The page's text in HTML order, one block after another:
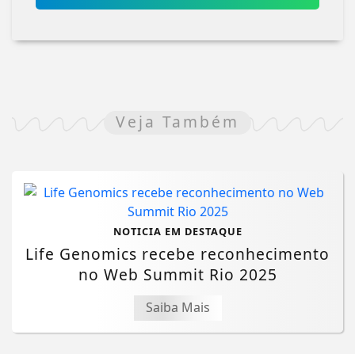
Veja Também
NOTICIA EM DESTAQUE
Life Genomics recebe reconhecimento
no Web Summit Rio 2025
Saiba Mais